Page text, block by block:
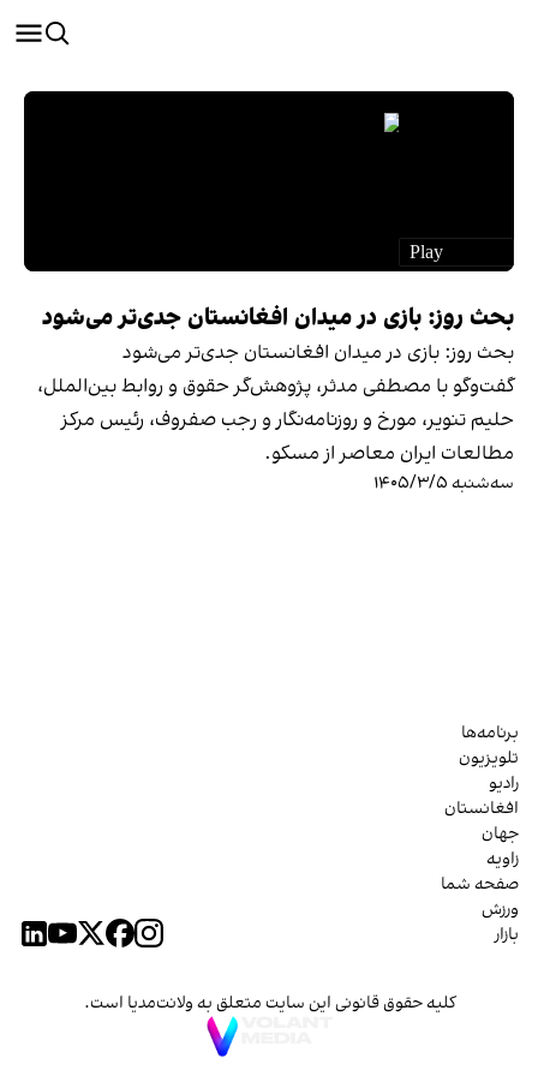
بحث روز: بازی در میدان افغانستان جدی‌تر می‌شود
بحث روز: بازی در میدان افغانستان جدی‌تر می‌شود
گفت‌وگو با مصطفی مدثر، پژوهش‌گر حقوق و روابط بین‌الملل،
حلیم تنویر، مورخ و روزنامه‌نگار و رجب صفروف، رئیس مرکز
مطالعات ایران معاصر از مسکو.
سه‌شنبه ۱۴۰۵/۳/۵
برنامه‌ها
تلویزیون
رادیو
افغانستان
جهان
زاویه
صفحه شما
ورزش
بازار
کلیه حقوق قانونی این سایت متعلق به ولانت‌مدیا است.